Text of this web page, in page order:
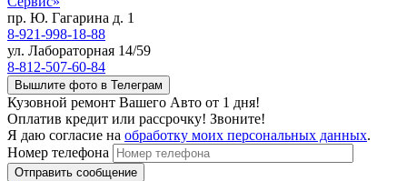
пр. Ю. Гагарина д. 1
8-921-998-18-88
ул. Лабораторная 14/59
8-812-507-60-84
Вышлите фото в Телеграм
Кузовной ремонт Вашего Авто от 1 дня!
Оплатив кредит или рассрочку! Звоните!
Я даю согласие на обработку моих персональных данных.
Номер телефона